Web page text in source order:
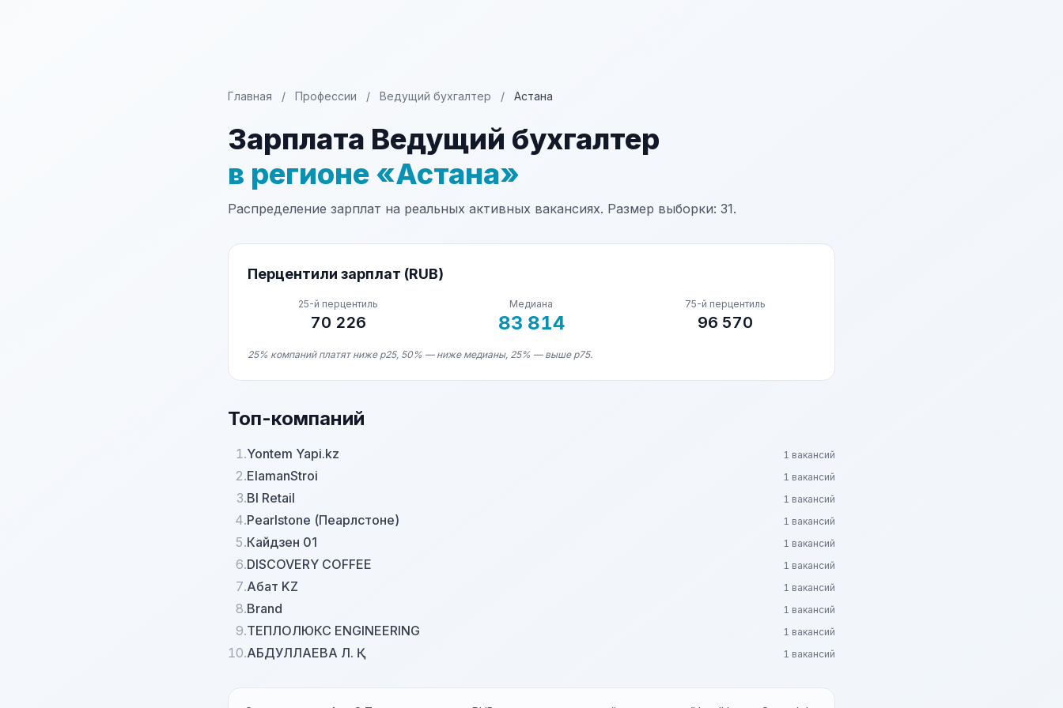
Главная / Профессии / Ведущий бухгалтер / Астана
Зарплата Ведущий бухгалтер
в регионе «Астана»
Распределение зарплат на реальных активных вакансиях. Размер выборки: 31.
Перцентили зарплат (RUB)
25-й перцентиль
70 226
Медиана
83 814
75-й перцентиль
96 570
25% компаний платят ниже p25, 50% — ниже медианы, 25% — выше p75.
Топ-компаний
1.Yontem Yapi.kz 1 вакансий
2.ElamanStroi 1 вакансий
3.BI Retail 1 вакансий
4.Pearlstone (Пеарлстоне) 1 вакансий
5.Кайдзен 01 1 вакансий
6.DISCOVERY COFFEE 1 вакансий
7.Абат KZ 1 вакансий
8.Brand 1 вакансий
9.ТЕПЛОЛЮКС ENGINEERING 1 вакансий
10.АБДУЛЛАЕВА Л. Қ. 1 вакансий